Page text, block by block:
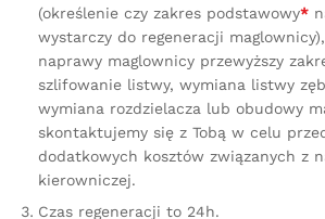
(określenie czy zakres podstawowy*
wystarczy do regeneracji
naprawy maglownicy przewyższy
szlifowanie listwy, wymiana listwy
wymiana rozdzielacza lub obudowy
skontaktujemy się z Tobą w celu
dodatkowych kosztów związanych z
kierowniczej.
Czas regeneracji to 24h.